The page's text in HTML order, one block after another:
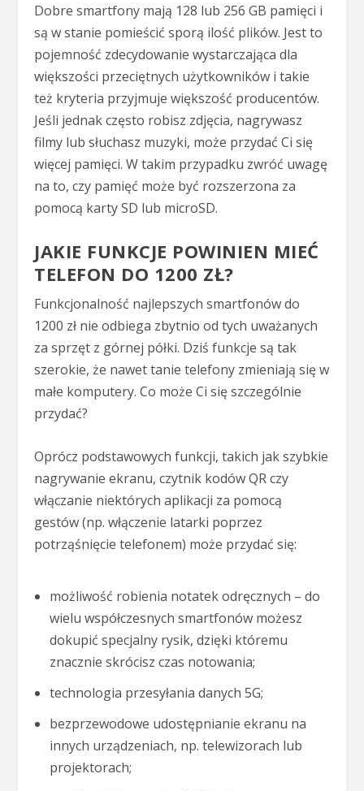
Dobre smartfony mają 128 lub 256 GB pamięci i
są w stanie pomieścić sporą ilość plików. Jest to
pojemność zdecydowanie wystarczająca dla
większości przeciętnych użytkowników i takie
też kryteria przyjmuje większość producentów.
Jeśli jednak często robisz zdjęcia, nagrywasz
filmy lub słuchasz muzyki, może przydać Ci się
więcej pamięci. W takim przypadku zwróć uwagę
na to, czy pamięć może być rozszerzona za
pomocą karty SD lub microSD.
JAKIE FUNKCJE POWINIEN MIEĆ
TELEFON DO 1200 ZŁ?
Funkcjonalność najlepszych smartfonów do
1200 zł nie odbiega zbytnio od tych uważanych
za sprzęt z górnej półki. Dziś funkcje są tak
szerokie, że nawet tanie telefony zmieniają się w
małe komputery. Co może Ci się szczególnie
przydać?
Oprócz podstawowych funkcji, takich jak szybkie
nagrywanie ekranu, czytnik kodów QR czy
włączanie niektórych aplikacji za pomocą
gestów (np. włączenie latarki poprzez
potrząśnięcie telefonem) może przydać się:
możliwość robienia notatek odręcznych – do
wielu współczesnych smartfonów możesz
dokupić specjalny rysik, dzięki któremu
znacznie skrócisz czas notowania;
technologia przesyłania danych 5G;
bezprzewodowe udostępnianie ekranu na
innych urządzeniach, np. telewizorach lub
projektorach;